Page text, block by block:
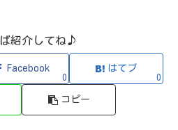
紹介してね♪
Facebook
0
はてブ
0
コピー